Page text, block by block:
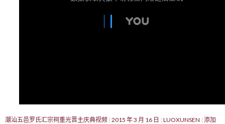
潮汕五邑罗氏汇宗祠重光晋主庆典视频 2015 年 3 月 16 日 LUOXUNSEN 添加